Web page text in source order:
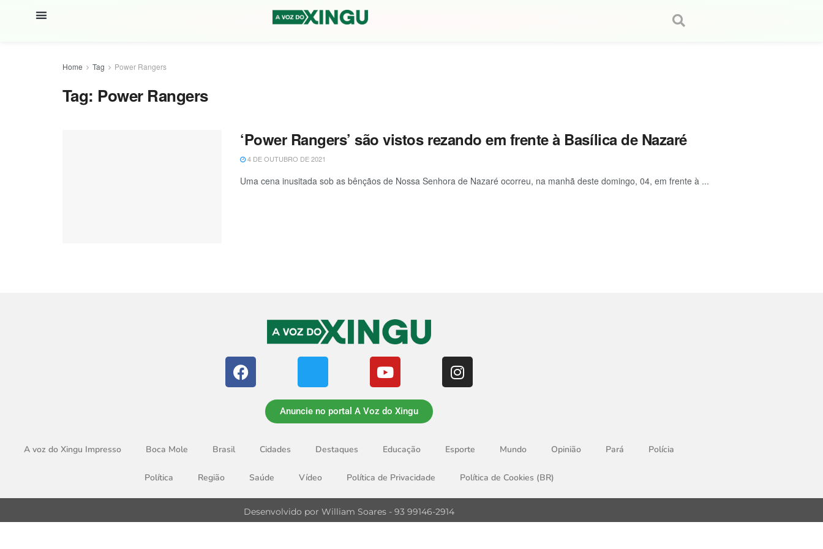
Home Tag Power Rangers
Tag: Power Rangers
‘Power Rangers’ são vistos rezando em frente à Basílica de Nazaré
4 DE OUTUBRO DE 2021
Uma cena inusitada sob as bênçãos de Nossa Senhora de Nazaré ocorreu, na manhã deste domingo, 04, em frente à ...
Anuncie no portal A Voz do Xingu
A voz do Xingu Impresso Boca Mole Brasil Cidades Destaques Educação Esporte Mundo Opinião Pará Polícia
Política Região Saúde Vídeo Política de Privacidade Política de Cookies (BR)
Desenvolvido por William Soares - 93 99146-2914